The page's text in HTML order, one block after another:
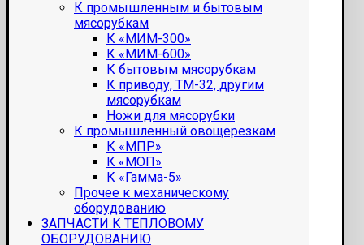
К промышленным и бытовым
мясорубкам
К «МИМ-300»
К «МИМ-600»
К бытовым мясорубкам
К приводу, ТМ-32, другим
мясорубкам
Ножи для мясорубки
К промышленный овощерезкам
К «МПР»
К «МОП»
К «Гамма-5»
Прочее к механическому
оборудованию
ЗАПЧАСТИ К ТЕПЛОВОМУ
ОБОРУДОВАНИЮ